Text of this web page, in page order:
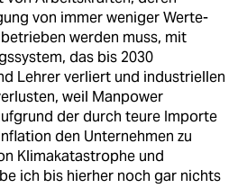
von immer weniger Werte-
werden muss, mit
das bis 2030
Lehrer verliert und industriellen
weil Manpower
der durch teure Importe
den Unternehmen zu
Klimakatastrophe und
ich bis hierher noch gar nichts